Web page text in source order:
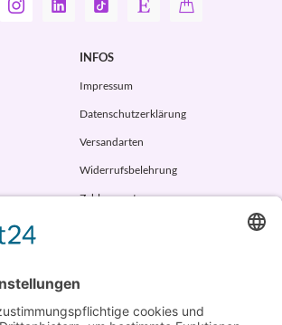
INFOS
Impressum
Datenschutzerklärung
Versandarten
Widerrufsbelehrung
Zahlungsarten